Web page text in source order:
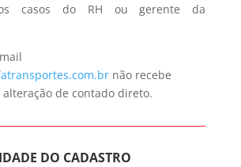
casos do RH ou gerente da
não recebe
de contado direto.
DO CADASTRO